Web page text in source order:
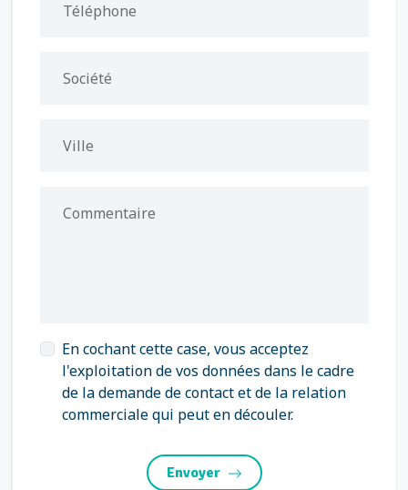
Téléphone
Société
Ville
Commentaire
En cochant cette case, vous acceptez
l'exploitation de vos données dans le cadre
de la demande de contact et de la relation
commerciale qui peut en découler.
Envoyer